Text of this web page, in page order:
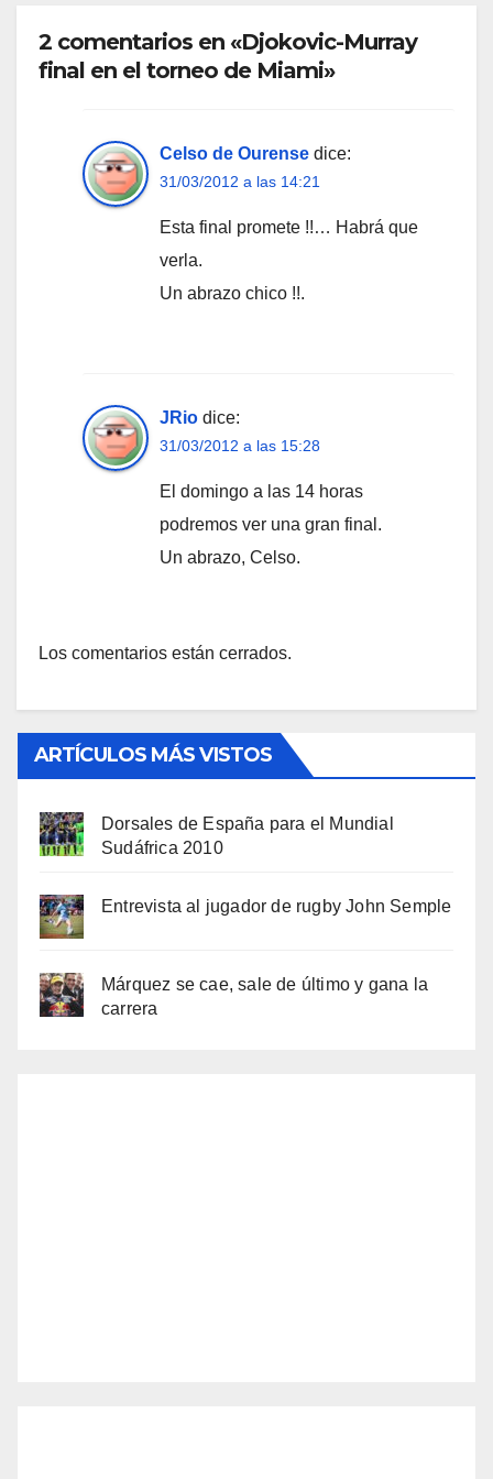
2 comentarios en «Djokovic-Murray
final en el torneo de Miami»
Celso de Ourense dice:
31/03/2012 a las 14:21
Esta final promete !!… Habrá que
verla.
Un abrazo chico !!.
JRio dice:
31/03/2012 a las 15:28
El domingo a las 14 horas
podremos ver una gran final.
Un abrazo, Celso.
Los comentarios están cerrados.
ARTÍCULOS MÁS VISTOS
Dorsales de España para el Mundial
Sudáfrica 2010
Entrevista al jugador de rugby John Semple
Márquez se cae, sale de último y gana la
carrera